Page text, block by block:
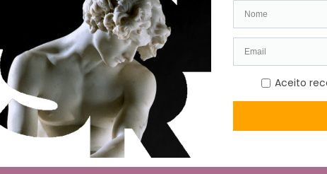
um vendedor ambulante, que tão bem poderia transportar
trazer à luz aspetos e obras menos conhecidas da coleção da